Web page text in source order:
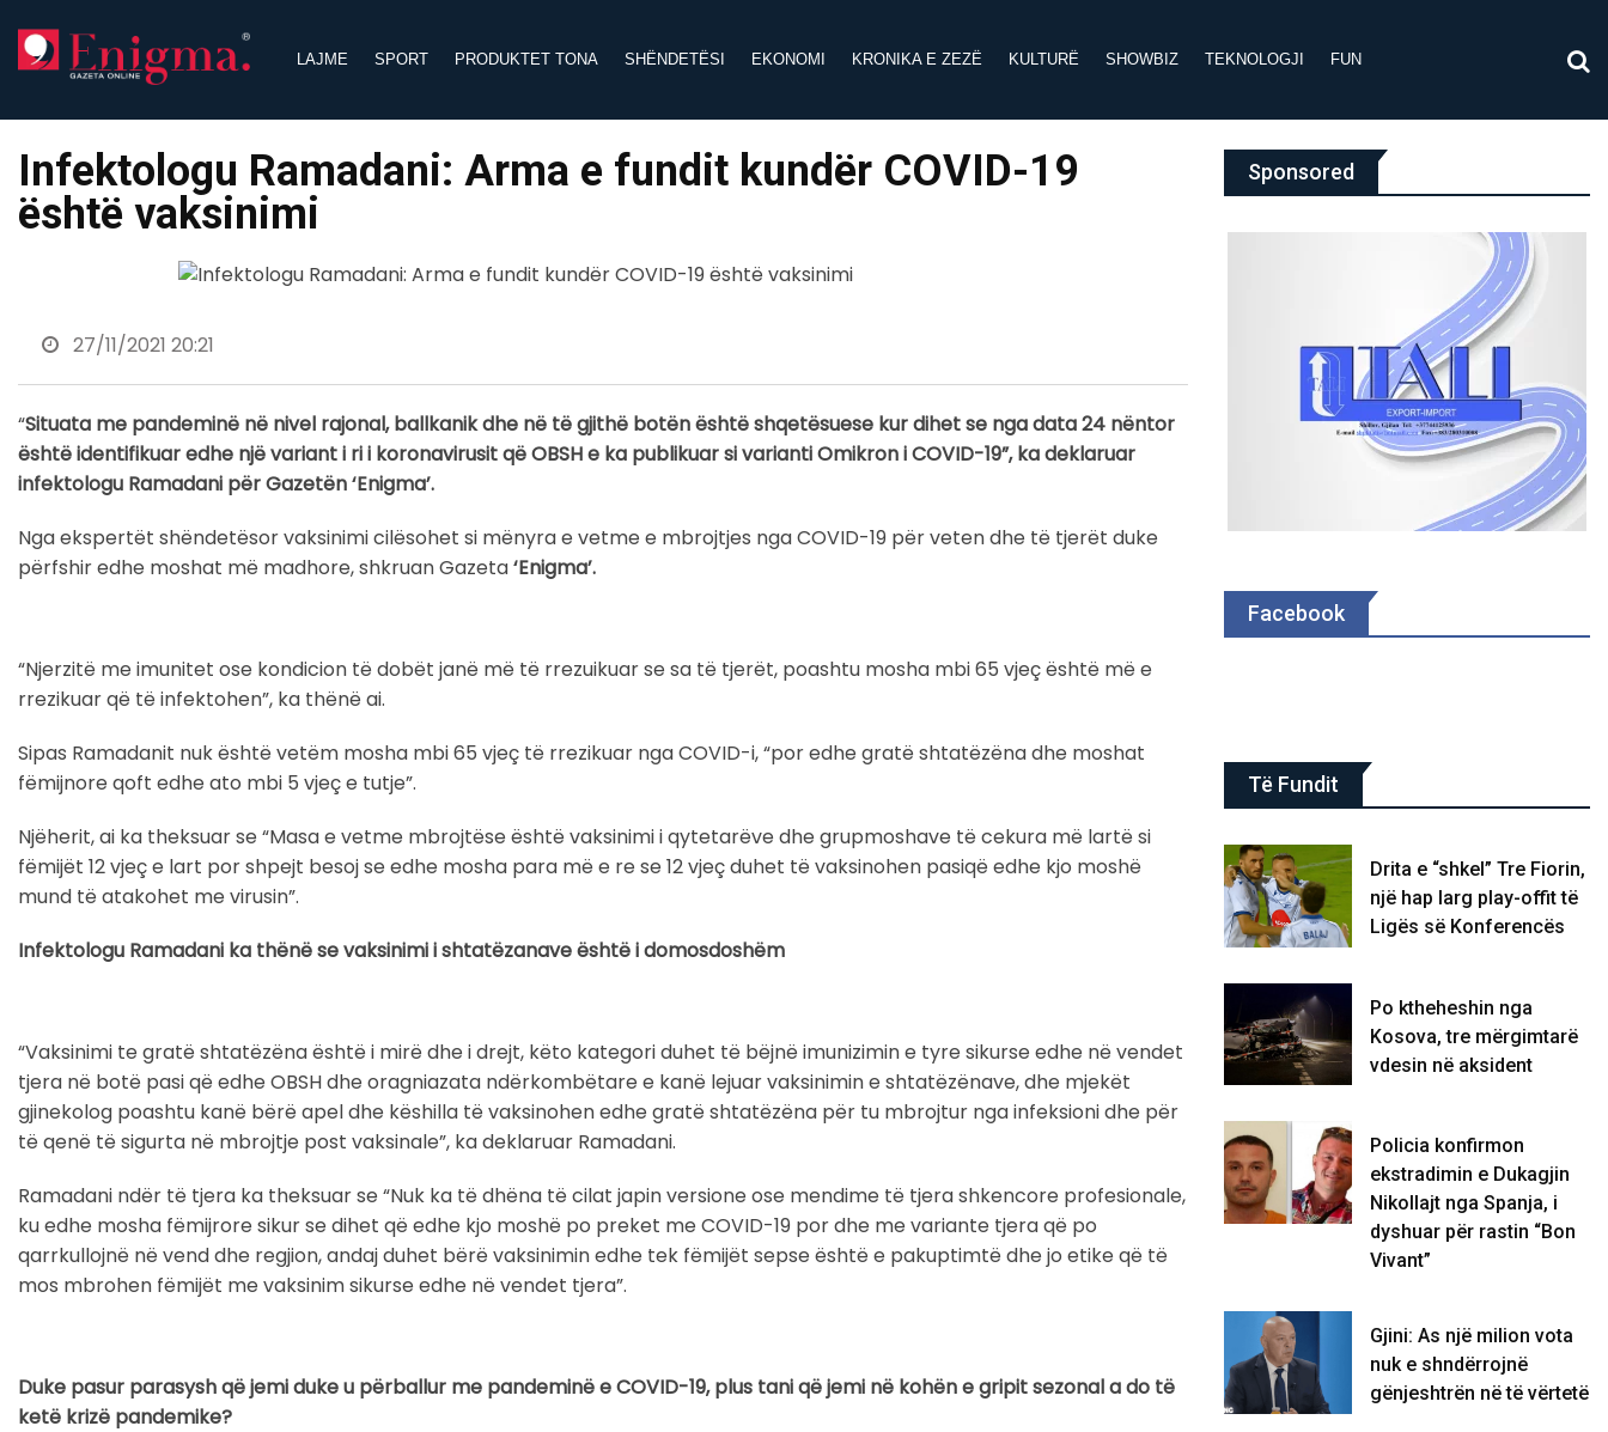
content
LAJME SPORT PRODUKTET TONA SHËNDETËSI EKONOMI KRONIKA E ZEZË KULTURË SHOWBIZ TEKNOLOGJI FUN
Infektologu Ramadani: Arma e fundit kundër COVID-19
është vaksinimi
27/11/2021 20:21
“Situata me pandeminë në nivel rajonal, ballkanik dhe në të gjithë botën është shqetësuese kur dihet se nga data 24 nëntor
është identifikuar edhe një variant i ri i koronavirusit që OBSH e ka publikuar si varianti Omikron i COVID-19”, ka deklaruar
infektologu Ramadani për Gazetën ‘Enigma’.
Nga ekspertët shëndetësor vaksinimi cilësohet si mënyra e vetme e mbrojtjes nga COVID-19 për veten dhe të tjerët duke
përfshir edhe moshat më madhore, shkruan Gazeta‘Enigma’.
“Njerzitë me imunitet ose kondicion të dobët janë më të rrezuikuar se sa të tjerët, poashtu mosha mbi 65 vjeç është më e
rrezikuar që të infektohen”, ka thënë ai.
Sipas Ramadanit nuk është vetëm mosha mbi 65 vjeç të rrezikuar nga COVID-i, “por edhe gratë shtatëzëna dhe moshat
fëmijnore qoft edhe ato mbi 5 vjeç e tutje”.
Njëherit, ai ka theksuar se “Masa e vetme mbrojtëse është vaksinimi i qytetarëve dhe grupmoshave të cekura më lartë si
fëmijët 12 vjeç e lart por shpejt besoj se edhe mosha para më e re se 12 vjeç duhet të vaksinohen pasiqë edhe kjo moshë
mund të atakohet me virusin”.
Infektologu Ramadani ka thënë se vaksinimi i shtatëzanave është i domosdoshëm
“Vaksinimi te gratë shtatëzëna është i mirë dhe i drejt, këto kategori duhet të bëjnë imunizimin e tyre sikurse edhe në vendet
tjera në botë pasi që edhe OBSH dhe oragniazata ndërkombëtare e kanë lejuar vaksinimin e shtatëzënave, dhe mjekët
gjinekolog poashtu kanë bërë apel dhe këshilla të vaksinohen edhe gratë shtatëzëna për tu mbrojtur nga infeksioni dhe për
të qenë të sigurta në mbrojtje post vaksinale”, ka deklaruar Ramadani.
Ramadani ndër të tjera ka theksuar se “Nuk ka të dhëna të cilat japin versione ose mendime të tjera shkencore profesionale,
ku edhe mosha fëmijrore sikur se dihet që edhe kjo moshë po preket me COVID-19 por dhe me variante tjera që po
qarrkullojnë në vend dhe regjion, andaj duhet bërë vaksinimin edhe tek fëmijët sepse është e pakuptimtë dhe jo etike që të
mos mbrohen fëmijët me vaksinim sikurse edhe në vendet tjera”.
Duke pasur parasysh që jemi duke u përballur me pandeminë e COVID-19, plus tani që jemi në kohën e gripit sezonal a do të
ketë krizë pandemike?
Sponsored
Facebook
Të Fundit
Drita e “shkel” Tre Fiorin,
një hap larg play-offit të
Ligës së Konferencës
Po ktheheshin nga
Kosova, tre mërgimtarë
vdesin në aksident
Policia konfirmon
ekstradimin e Dukagjin
Nikollajt nga Spanja, i
dyshuar për rastin “Bon
Vivant”
Gjini: As një milion vota
nuk e shndërrojnë
gënjeshtrën në të vërtetë